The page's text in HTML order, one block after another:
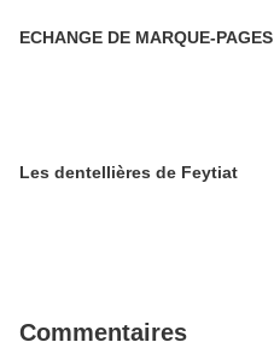
ECHANGE DE MARQUE-PAGES
Les dentellières de Feytiat
Commentaires